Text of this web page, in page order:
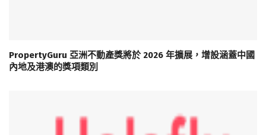
PropertyGuru 亞洲不動產獎將於 2026 年擴展，增設涵蓋中國
內地及港澳的獎項類別